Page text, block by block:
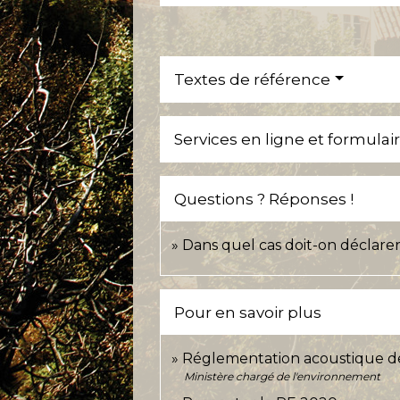
Textes de référence
Services en ligne et
Questions ? Réponses !
Dans quel cas doit-on
Pour en savoir plus
Réglementation acoustique
Ministère chargé de l'environnement